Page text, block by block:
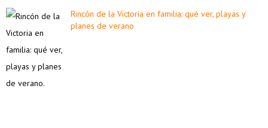
Rincón de la Victoria en familia: qué ver, playas y
planes de verano